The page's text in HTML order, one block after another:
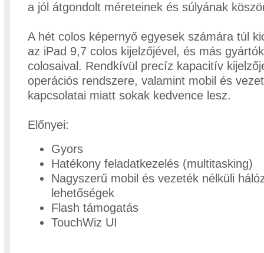
a jól átgondolt méreteinek és súlyának
A hét colos képernyő egyesek számára túl
az iPad 9,7 colos kijelzőjével, és más
colosaival. Rendkívül precíz kapacitív
operációs rendszere, valamint mobil és
kapcsolatai miatt sokak kedvence lesz.
Előnyei:
Gyors
Hatékony feladatkezelés (multitasking)
Nagyszerű mobil és vezeték nélküli
lehetőségek
Flash támogatás
TouchWiz UI